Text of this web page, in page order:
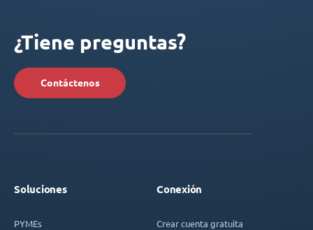
¿Tiene preguntas?
Contáctenos
Soluciones
PYMEs
Conexión
Crear cuenta gratuita